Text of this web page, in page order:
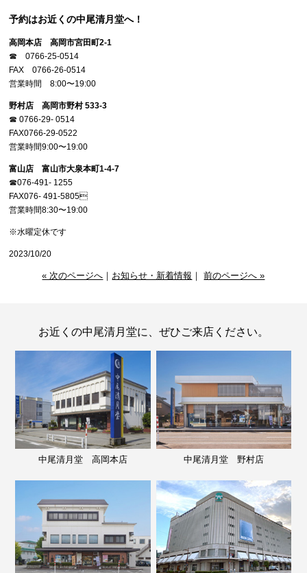
予約はお近くの中尾清月堂へ！
高岡本店 高岡市宮田町2-1
☎︎ 0766-25-0514
FAX 0766-26-0514
営業時間 8:00〜19:00
野村店 高岡市野村 533-3
☎︎ 0766-29- 0514
FAX0766-29-0522
営業時間9:00〜19:00
富山店 富山市大泉本町1-4-7
☎︎076-491- 1255
FAX076- 491-5805
営業時間8:30〜19:00
※水曜定休です
2023/10/20
« 次のページへ ｜ お知らせ・新着情報 ｜前のページへ »
お近くの中尾清月堂に、ぜひご来店ください。
中尾清月堂 高岡本店 中尾清月堂 野村店